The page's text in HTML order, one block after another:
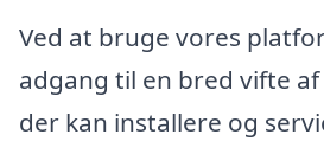
Ved at bruge vores
adgang til en bred vifte
der kan installere og